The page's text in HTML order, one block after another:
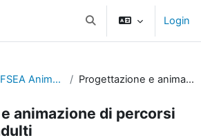
Attiva/disattiva input di
Login
FSEA Animazione corsi per adulti Progettazione e animazione di percorsi formativi per adulti
animazione di percorsi